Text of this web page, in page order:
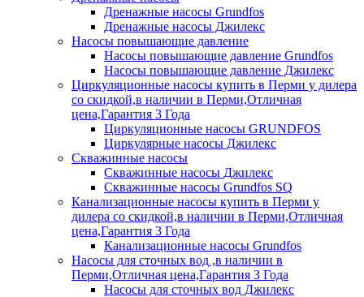
Дренажные насосы Grundfos
Дренажные насосы Джилекс
Насосы повышающие давление
Насосы повышающие давление Grundfos
Насосы повышающие давление Джилекс
Циркуляционные насосы купить в Перми у дилера
со скидкой,в наличии в Перми,Отличная
цена,Гарантия 3 Года
Циркуляционные насосы GRUNDFOS
Циркулярные насосы Джилекс
Скважинные насосы
Скважинные насосы Джилекс
Скважинные насосы Grundfos SQ
Канализационные насосы купить в Перми у
дилера со скидкой,в наличии в Перми,Отличная
цена,Гарантия 3 Года
Канализационные насосы Grundfos
Насосы для сточных вод ,в наличии в
Перми,Отличная цена,Гарантия 3 Года
Насосы для сточных вод Джилекс